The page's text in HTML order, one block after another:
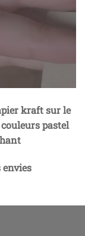
kraft sur le
pastel